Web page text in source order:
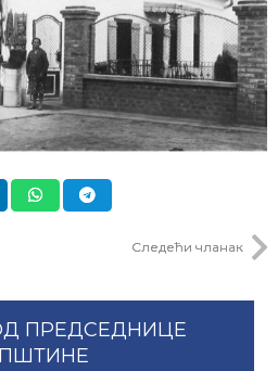
Следећи чланак
ПРЕДСЕДНИЦЕ